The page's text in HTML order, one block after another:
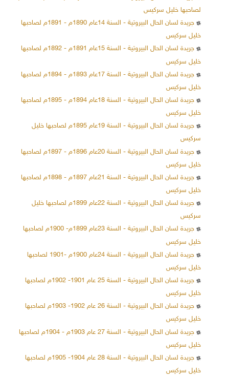
لصاحبها خليل سركيس
جريدة لسان الحال البيروتية - السنة 14عام 1890م - 1891م لصاحبها
خليل سركيس
جريدة لسان الحال البيروتية - السنة 15عام 1891م - 1892م لصاحبها
خليل سركيس
جريدة لسان الحال البيروتية - السنة 17عام 1893م - 1894م لصاحبها
خليل سركيس
جريدة لسان الحال البيروتية - السنة 18عام 1894م - 1895م لصاحبها
خليل سركيس
جريدة لسان الحال البيروتية - السنة 19عام 1895م لصاحبها خليل
سركيس
جريدة لسان الحال البيروتية - السنة 20عام 1896م - 1897م لصاحبها
خليل سركيس
جريدة لسان الحال البيروتية - السنة 21عام 1897م - 1898م لصاحبها
خليل سركيس
جريدة لسان الحال البيروتية - السنة 22عام 1899م لصاحبها خليل
سركيس
جريدة لسان الحال البيروتية - السنة 23عام 1899م- 1900م لصاحبها
خليل سركيس
جريدة لسان الحال البيروتية - السنة 24عام 1900م -1901 لصاحبها
خليل سركيس
جريدة لسان الحال البيروتية - السنة 25 عام 1901- 1902م لصاحبها
خليل سركيس
جريدة لسان الحال البيروتية - السنة 26 عام 1902- 1903م لصاحبها
خليل سركيس
جريدة لسان الحال البيروتية - السنة 27 عام 1903م - 1904م لصاحبها
خليل سركيس
جريدة لسان الحال البيروتية - السنة 28 عام 1904- 1905م لصاحبها
خليل سركيس